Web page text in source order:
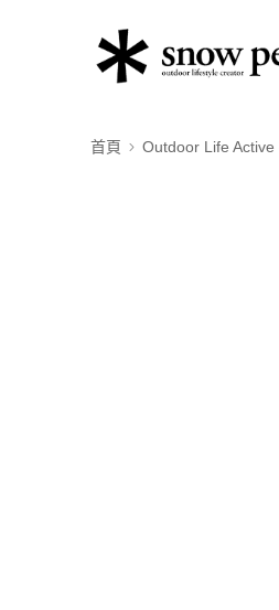
首頁 Outdoor Life Active